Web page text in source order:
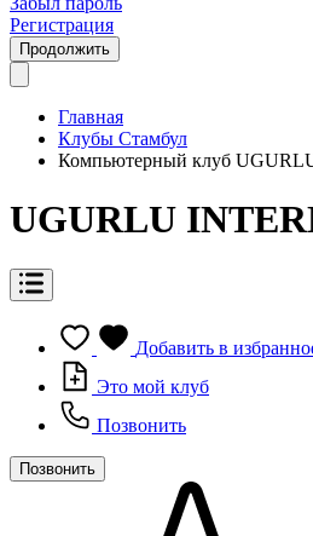
Регистрация
Продолжить
Главная
Клубы Стамбул
Компьютерный клуб
UGURLU
Добавить в
Это мой клуб
Позвонить
Позвонить